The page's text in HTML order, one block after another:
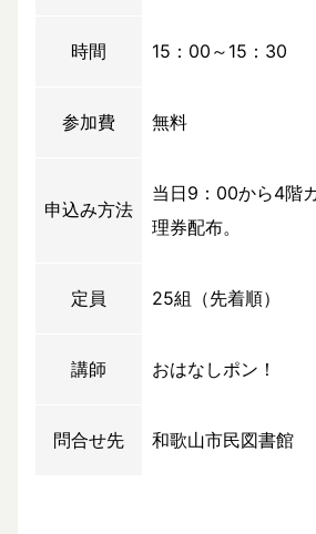
時間 15：00～15：30
参加費 無料
申込み方法
当日9：00から4階
理券配布。
定員 25組（先着順）
講師 おはなしポン！
問合せ先 和歌山市民図書館